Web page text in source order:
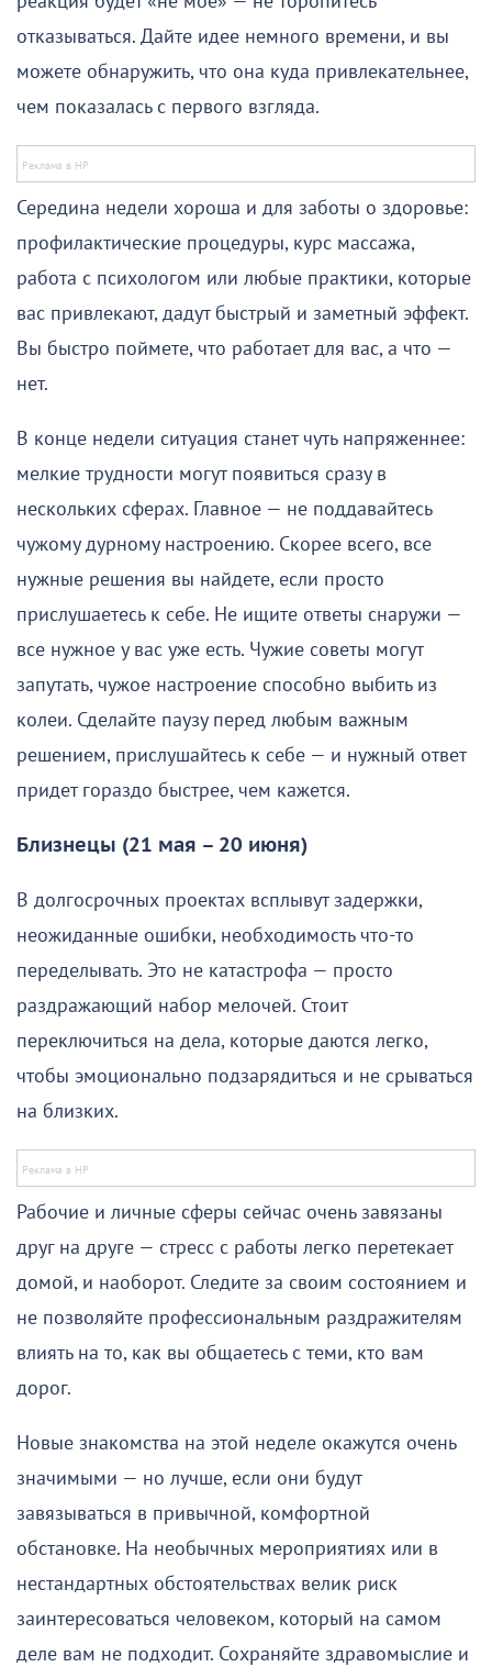
отказываться. Дайте идее немного времени, и вы
можете обнаружить, что она куда привлекательнее,
чем показалась с первого взгляда.
Середина недели хороша и для заботы о здоровье:
профилактические процедуры, курс массажа,
работа с психологом или любые практики, которые
вас привлекают, дадут быстрый и заметный эффект.
Вы быстро поймете, что работает для вас, а что —
нет.
В конце недели ситуация станет чуть напряженнее:
мелкие трудности могут появиться сразу в
нескольких сферах. Главное — не поддавайтесь
чужому дурному настроению. Скорее всего, все
нужные решения вы найдете, если просто
прислушаетесь к себе. Не ищите ответы снаружи —
все нужное у вас уже есть. Чужие советы могут
запутать, чужое настроение способно выбить из
колеи. Сделайте паузу перед любым важным
решением, прислушайтесь к себе — и нужный ответ
придет гораздо быстрее, чем кажется.
Близнецы (21 мая – 20 июня)
В долгосрочных проектах всплывут задержки,
неожиданные ошибки, необходимость что-то
переделывать. Это не катастрофа — просто
раздражающий набор мелочей. Стоит
переключиться на дела, которые даются легко,
чтобы эмоционально подзарядиться и не срываться
на близких.
Рабочие и личные сферы сейчас очень завязаны
друг на друге — стресс с работы легко перетекает
домой, и наоборот. Следите за своим состоянием и
не позволяйте профессиональным раздражителям
влиять на то, как вы общаетесь с теми, кто вам
дорог.
Новые знакомства на этой неделе окажутся очень
значимыми — но лучше, если они будут
завязываться в привычной, комфортной
обстановке. На необычных мероприятиях или в
нестандартных обстоятельствах велик риск
заинтересоваться человеком, который на самом
деле вам не подходит. Сохраняйте здравомыслие и